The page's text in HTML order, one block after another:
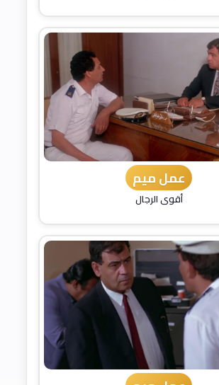
عمل ميم
أقوى الرجال